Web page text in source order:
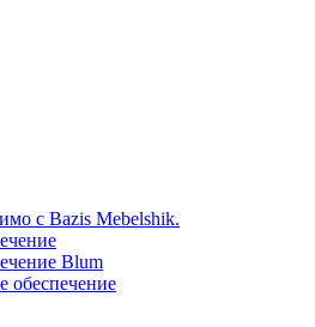
с Bazis Mebelshik.
Blum
обеспечение